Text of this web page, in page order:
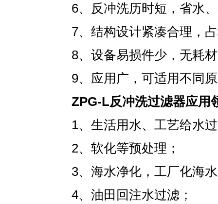
6、反冲洗历时短，省水
7、结构设计紧凑合理，
8、设备易损件少，无耗
9、应用广，可适用不同
ZPG-L反冲洗过滤器应用
1、生活用水、工艺给水
2、软化等预处理；
3、海水净化，工厂化海
4、油田回注水过滤；